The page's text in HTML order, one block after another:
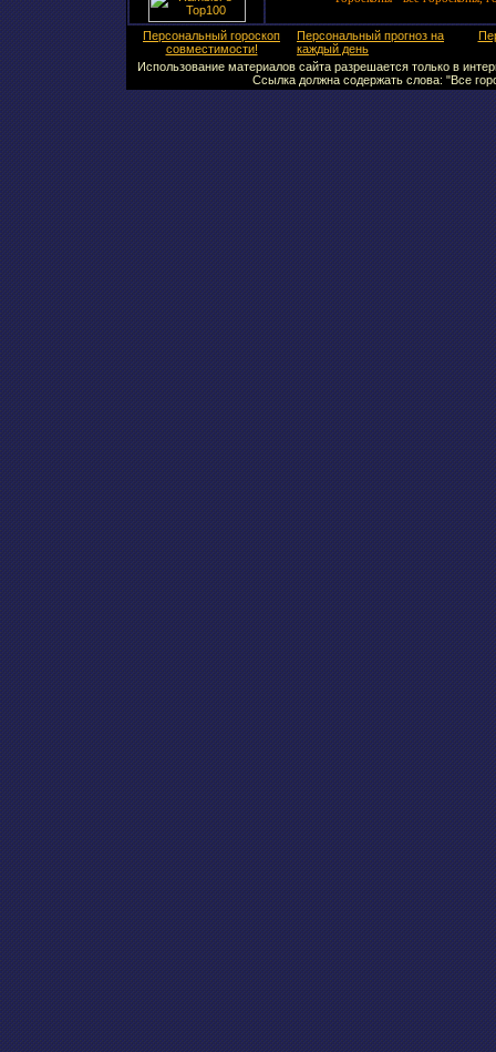
Персональный гороскоп
совместимости!
Персональный прогноз на
каждый день
Использование материалов сайта разрешается только в
Ссылка должна содержать слова: "Все